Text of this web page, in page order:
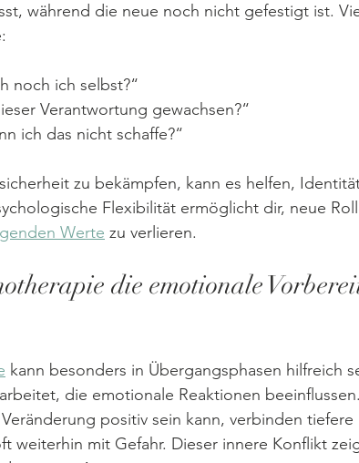
während die neue noch nicht gefestigt ist.
noch ich selbst?“
Verantwortung gewachsen?“
ich das nicht schaffe?“
zu bekämpfen, kann es helfen,
Flexibilität ermöglicht dir, neue
Werte zu verlieren.
die emotionale
kann besonders in Übergangsphasen hilfreich
die emotionale Reaktionen
positiv sein kann, verbinden
weiterhin mit Gefahr. Dieser innere Konflikt